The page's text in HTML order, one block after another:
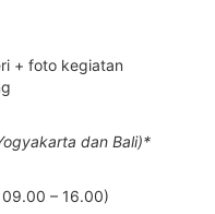
+ foto kegiatan
dan Bali)*
09.00 – 16.00)